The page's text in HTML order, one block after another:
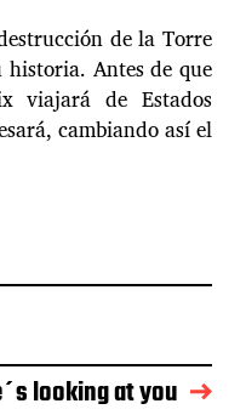
de la Torre
historia. Antes de que
viajará de Estados
cambiando así el
looking at you